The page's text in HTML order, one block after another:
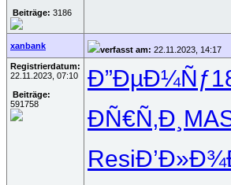
Beiträge: 3186
xanbank verfasst am: 22.11.2023, 14:17
Registrierdatum:
22.11.2023, 07:10
Beiträge:
591758
Ð”ÐµÐ¼Ñƒ
ÐÑ€Ñ‚Ð¸
Resi